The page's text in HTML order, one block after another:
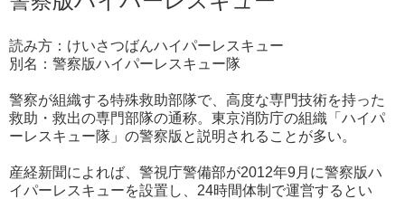
読み方：けいさつばんハイパーレスキュー
別名：警察版ハイパーレスキュー隊
警察が組織する特殊救助部隊で、高度な専門技術を持った
救助・救出の専門部隊の通称。東京消防庁の組織「ハイパ
ーレスキュー隊」の警察版と説明されることが多い。
産経新聞によれば、警視庁警備部が2012年9月に警察版ハ
イパーレスキューを設置し、24時間体制で運営するとい